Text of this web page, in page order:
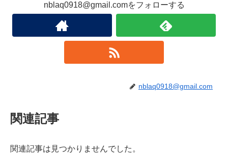
nblaq0918@gmail.comをフォローする
nblaq0918@gmail.com
関連記事
関連記事は見つかりませんでした。